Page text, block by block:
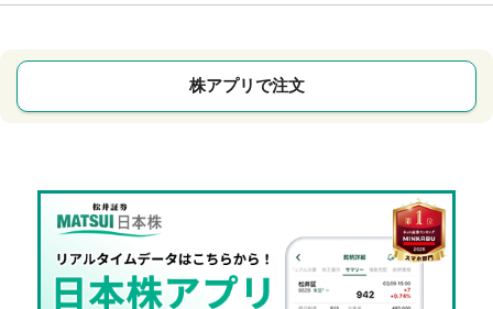
株アプリで注文